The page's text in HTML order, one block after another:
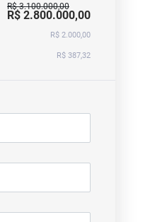
R$ 3.100.000,00
R$ 2.800.000,00
R$ 2.000,00
R$ 387,32